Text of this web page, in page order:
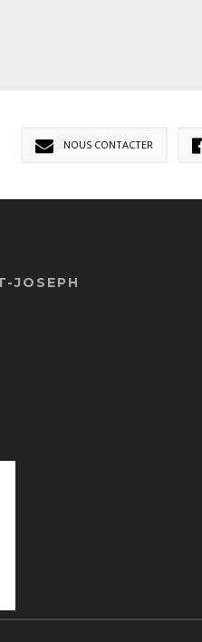
NOUS CONTACTER
JOSEPH